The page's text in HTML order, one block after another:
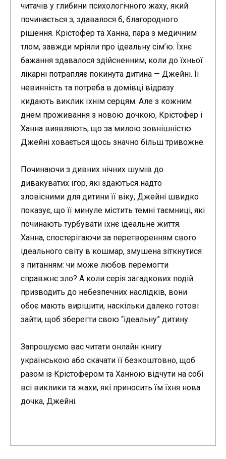
читачів у глибини психологічного жаху, який
починається з, здавалося б, благородного
рішення. Крістофер та Ханна, пара з медичним
тлом, завжди мріяли про ідеальну сім’ю. Їхнє
бажання здавалося здійсненним, коли до їхньої
лікарні потрапляє покинута дитина — Джейні. Її
невинність та потреба в домівці відразу
кидають виклик їхнім серцям. Але з кожним
днем проживання з новою дочкою, Крістофер і
Ханна виявляють, що за милою зовнішністю
Джейні ховається щось значно більш тривожне.
Починаючи з дивних нічних шумів до
дивакуватих ігор, які здаються надто
зловісними для дитини її віку, Джейні швидко
показує, що її минуле містить темні таємниці, які
починають турбувати їхнє ідеальне життя.
Ханна, спостерігаючи за перетворенням свого
ідеального світу в кошмар, змушена зіткнутися
з питанням: чи може любов перемогти
справжнє зло? А коли серія загадкових подій
призводить до небезпечних наслідків, вони
обоє мають вирішити, наскільки далеко готові
зайти, щоб зберегти свою “ідеальну” дитину.
Запрошуємо вас читати онлайн книгу
українською або скачати її безкоштовно, щоб
разом із Крістофером та Ханною відчути на собі
всі виклики та жахи, які приносить їм їхня нова
дочка, Джейні.